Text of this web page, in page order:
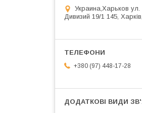
Украина,Харьков ул.
Дивизий 19/1 145,
+380 (97) 448-17-28